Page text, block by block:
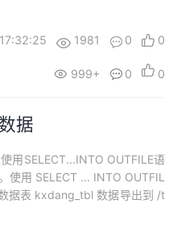
`k...
1981 0 0
999+ 0 0
据
用SELECT...INTO OUTFILE语
使用 SELECT ... INTO OUTFIL
据表 kxdang_tbl 数据导出到 /t